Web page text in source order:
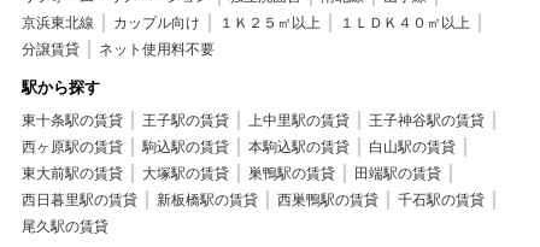
京浜東北線
カップル向け １Ｋ２５㎡以上
１ＬＤＫ４０㎡以上
分譲賃貸
ネット使用料不要
駅から探す
東十条駅の賃貸 王子駅の賃貸 上中里駅の賃貸
王子神谷駅の賃貸
西ヶ原駅の賃貸
駒込駅の賃貸 本駒込駅の賃貸
白山駅の賃貸
東大前駅の賃貸
大塚駅の賃貸 巣鴨駅の賃貸
田端駅の賃貸
西日暮里駅の賃貸
新板橋駅の賃貸 西巣鴨駅の賃貸
千石駅の賃貸
尾久駅の賃貸